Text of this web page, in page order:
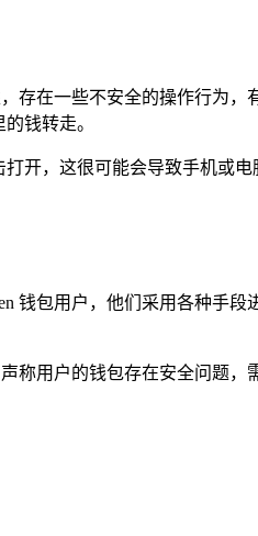
存在一些不安全的操作行为
钱转走。
开，这很可能会导致手机或
钱包用户，他们采用各种手
称用户的钱包存在安全问题